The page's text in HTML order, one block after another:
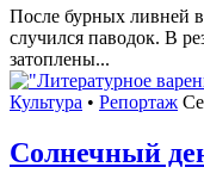
После бурных ливней
случился паводок. В
затоплены...
Культура • Репортаж
Солнечный